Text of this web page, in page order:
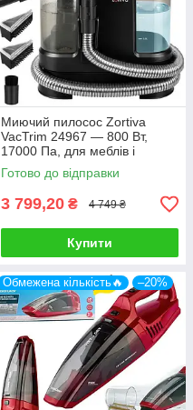
Миючий пилосос Zortiva
VacTrim 24967 — 800 Вт,
17000 Па, для меблів і
килимів
Готово до відправки
3 799,20 ₴ 4 749 ₴
Купити
Обмежена кількість🔥 –20%